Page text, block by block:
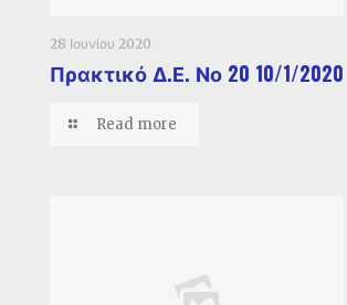
28 Ιουνίου 2020
Πρακτικό Δ.Ε. Νο 20 10/1/2020
Read more